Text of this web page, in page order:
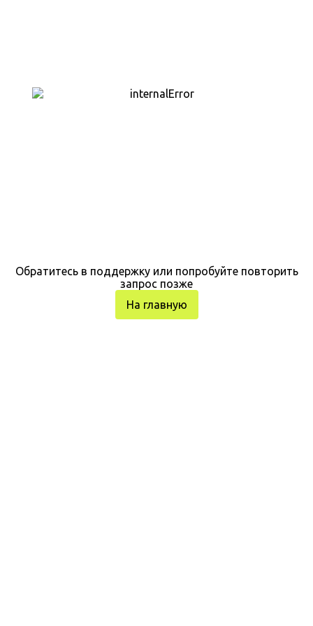
Обратитесь в поддержку или попробуйте повторить
запрос позже
На главную